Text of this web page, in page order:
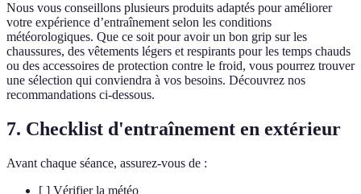
Nous vous conseillons plusieurs produits adaptés pour améliorer
votre expérience d’entraînement selon les conditions
météorologiques. Que ce soit pour avoir un bon grip sur les
chaussures, des vêtements légers et respirants pour les temps chauds
ou des accessoires de protection contre le froid, vous pourrez trouver
une sélection qui conviendra à vos besoins. Découvrez nos
recommandations ci-dessous.
7. Checklist d'entraînement en extérieur
Avant chaque séance, assurez-vous de :
[ ] Vérifier la météo